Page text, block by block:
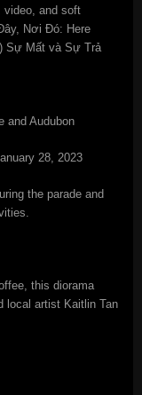
video, and soft
Nơi Đó: Here
Sự Mất và Sự Trả
and Audubon
28, 2023
the parade and
this diorama
local artist Kaitlin Tan